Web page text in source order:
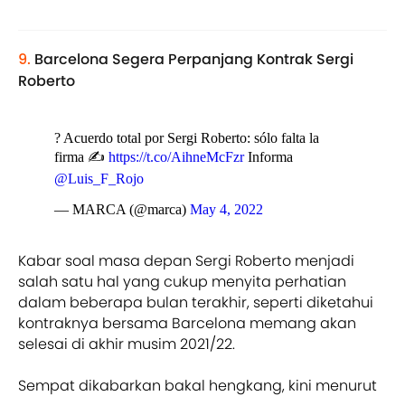
9. Barcelona Segera Perpanjang Kontrak Sergi
Roberto
? Acuerdo total por Sergi Roberto: sólo falta la
firma ✍ https://t.co/AihneMcFzrInforma
@Luis_F_Rojo
— MARCA (@marca) May 4, 2022
Kabar soal masa depan Sergi Roberto menjadi
salah satu hal yang cukup menyita perhatian
dalam beberapa bulan terakhir, seperti diketahui
kontraknya bersama Barcelona memang akan
selesai di akhir musim 2021/22.
Sempat dikabarkan bakal hengkang, kini menurut